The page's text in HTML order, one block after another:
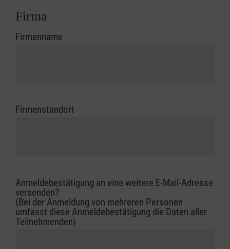
Firma
Firmenname
Firmenstandort
Anmeldebestätigung an eine weitere E-Mail-Adresse
versenden?
(Bei der Anmeldung von mehreren Personen
umfasst diese Anmeldebestätigung die Daten aller
Teilnehmenden)